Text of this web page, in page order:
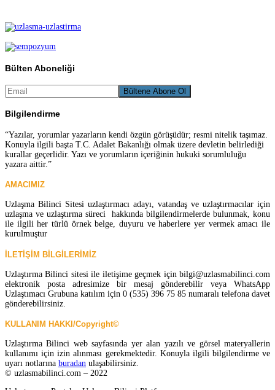
Bülten Aboneliği
Bilgilendirme
“Yazılar, yorumlar yazarların kendi özgün görüşüdür; resmi nitelik taşımaz.
Konuyla ilgili başta T.C. Adalet Bakanlığı olmak üzere devletin belirlediği
kurallar geçerlidir. Yazı ve yorumların içeriğinin hukuki sorumluluğu
yazara aittir.”
AMACIMIZ
Uzlaşma Bilinci Sitesi uzlaştırmacı adayı, vatandaş ve uzlaştırmacılar için
uzlaşma ve uzlaştırma süreci hakkında bilgilendirmelerde bulunmak, konu
ile ilgili her türlü örnek belge, duyuru ve haberlere yer vermek amacı ile
kurulmuştur
İLETİŞİM BİLGİLERİMİZ
Uzlaştırma Bilinci sitesi ile iletişime geçmek için bilgi@uzlasmabilinci.com
elektronik posta adresimize bir mesaj gönderebilir veya WhatsApp
Uzlaştımacı Grubuna katılım için 0 (535) 396 75 85 numaralı telefona davet
gönderebilirsiniz.
KULLANIM HAKKI/Copyright©
Uzlaştırma Bilinci web sayfasında yer alan yazılı ve görsel materyallerin
kullanımı için izin alınması gerekmektedir. Konuyla ilgili bilgilendirme ve
uyarı notlarına buradan ulaşabilirsiniz.
© uzlasmabilinci.com – 2022